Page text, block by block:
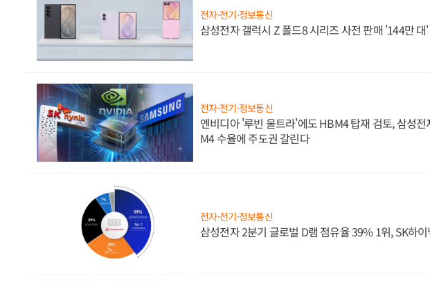
전자·전기·정보통신
삼성전자 갤럭시 Z 폴드8 시리즈 사전 판매 '144만 대
전자·전기·정보통신
엔비디아 '루빈 울트라'에도 HBM4 탑재 검토, 삼성전
M4 수율에 주도권 갈린다
전자·전기·정보통신
삼성전자 2분기 글로벌 D램 점유율 39% 1위, SK하